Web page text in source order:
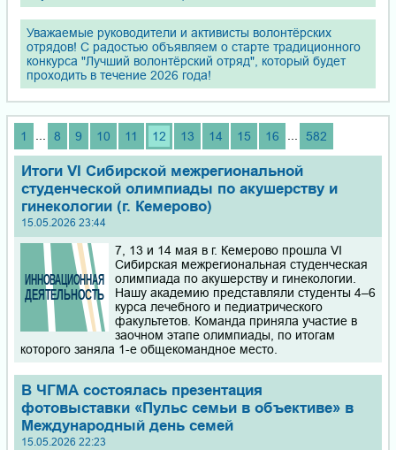
Уважаемые руководители и активисты волонтёрских
отрядов! С радостью объявляем о старте традиционного
конкурса "Лучший волонтёрский отряд", который будет
проходить в течение 2026 года!
1 8 9 10 11 12 13 14 15 16 582
Итоги VI Сибирской межрегиональной
студенческой олимпиады по акушерству и
гинекологии (г. Кемерово)
15.05.2026 23:44
7, 13 и 14 мая в г. Кемерово прошла VI
Сибирская межрегиональная студенческая
олимпиада по акушерству и гинекологии.
Нашу академию представляли студенты 4–6
курса лечебного и педиатрического
факультетов. Команда приняла участие в
заочном этапе олимпиады, по итогам
которого заняла 1-е общекомандное место.
В ЧГМА состоялась презентация
фотовыставки «Пульс семьи в объективе» в
Международный день семей
15.05.2026 22:23